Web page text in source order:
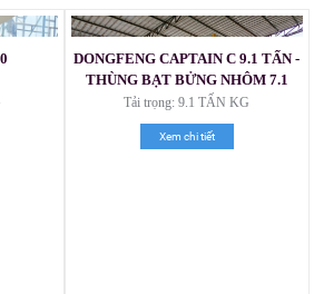
DONGFENG CAPTAIN C 9.1 TẤN -
THÙNG BẠT BỬNG NHÔM 7.1
MÉT
Tải trọng: 9.1 TẤN KG
Xem chi tiết